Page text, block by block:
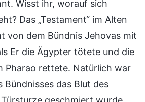
Wisst ihr, worauf sich
Das „Testament“ im Alten
von dem Bündnis Jehovas mit
Er die Ägypter tötete und die
Pharao rettete. Natürlich war
Bündnisses das Blut des